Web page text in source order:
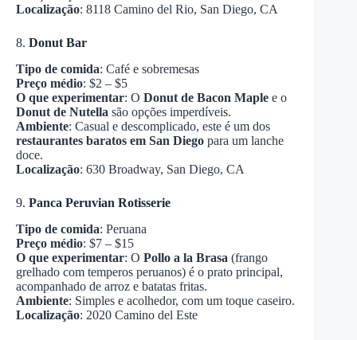
Localização: 8118 Camino del Rio, San Diego, CA
8. Donut Bar
Tipo de comida: Café e sobremesas
Preço médio: $2 – $5
O que experimentar: O Donut de Bacon Maple e o
Donut de Nutella são opções imperdíveis.
Ambiente: Casual e descomplicado, este é um dos
restaurantes baratos em San Diego para um lanche
doce.
Localização: 630 Broadway, San Diego, CA
9. Panca Peruvian Rotisserie
Tipo de comida: Peruana
Preço médio: $7 – $15
O que experimentar: O Pollo a la Brasa (frango
grelhado com temperos peruanos) é o prato principal,
acompanhado de arroz e batatas fritas.
Ambiente: Simples e acolhedor, com um toque caseiro.
Localização: 2020 Camino del Este